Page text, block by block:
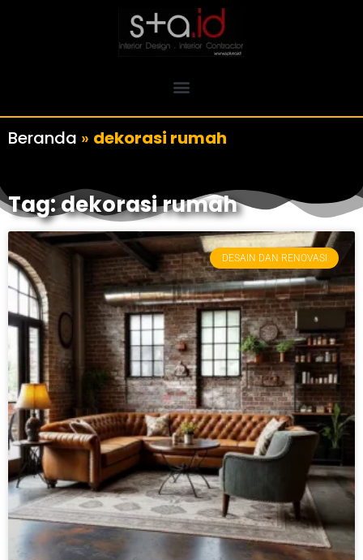
Beranda » dekorasi rumah
Tag: dekorasi rumah
DESAIN DAN RENOVASI